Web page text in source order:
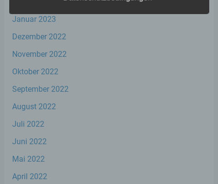
Januar 2023
Dezember 2022
November 2022
Oktober 2022
September 2022
August 2022
Juli 2022
Juni 2022
Mai 2022
April 2022
Personenbezogene Daten sind alle
Informationen, die sich auf eine identifizierte
oder identifizierbare natürliche Person (im
Folgenden „betroffene Person") beziehen.
Als identifizierbar wird eine natürliche
insbesondere mittels Zuordnung zu einer
Kennnummer, zu Standortdaten, zu einer
genetischen, psychischen, wirtschaftlichen,